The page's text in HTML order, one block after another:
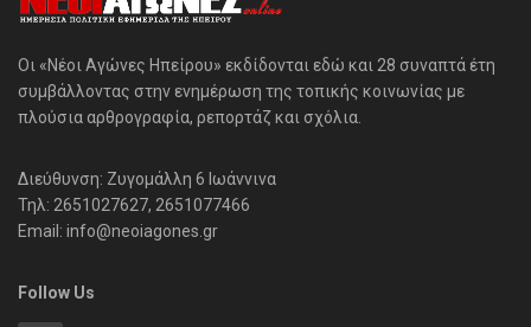
Οι «Νέοι Αγώνες Ηπείρου» εκδίδονται εδώ και 28 συναπτά έτη
συμβάλλοντας στην ενημέρωση της τοπικής κοινωνίας με
πλούσια αρθρογραφία, ρεπορτάζ και σχόλια.
Διεύθυνση: Ζυγομάλλη 6 Ιωάννινα
Τηλ: 2651027627, 2651077466
Email: info@neoiagones.gr
Follow Us